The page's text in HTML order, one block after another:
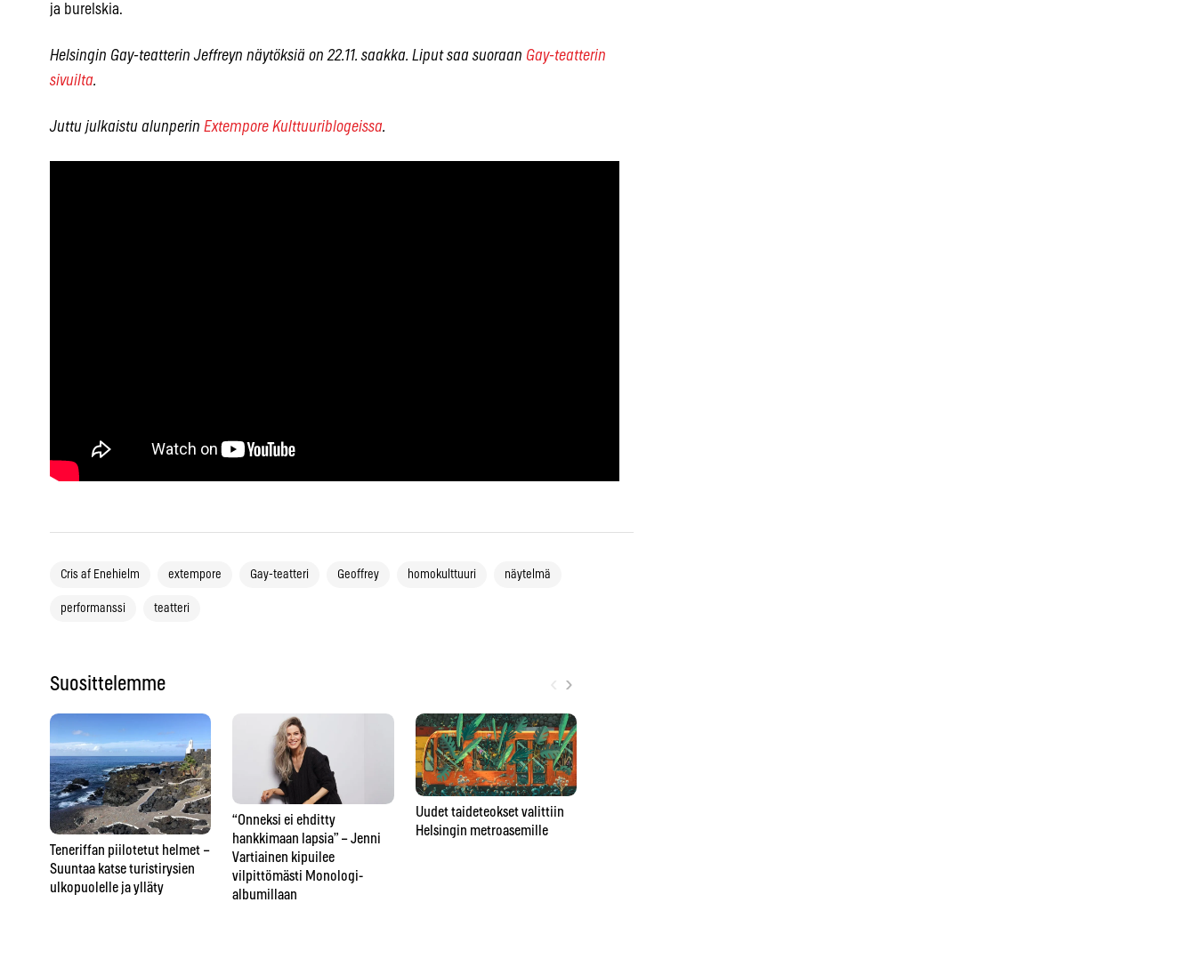
ja burelskia.
Helsingin Gay-teatterin Jeffreyn näytöksiä on 22.11. saakka. Liput saa suoraan Gay-teatterin
sivuilta.
Juttu julkaistu alunperin Extempore Kulttuuriblogeissa.
Cris af Enehielm extempore Gay-teatteri Geoffrey homokulttuuri näytelmä
performanssi teatteri
Suosittelemme ›
Teneriffan piilotetut helmet –
Suuntaa katse turistirysien
ulkopuolelle ja ylläty
“Onneksi ei ehditty
hankkimaan lapsia” – Jenni
Vartiainen kipuilee
vilpittömästi Monologi-
albumillaan
Uudet taideteokset valittiin
Helsingin metroasemille